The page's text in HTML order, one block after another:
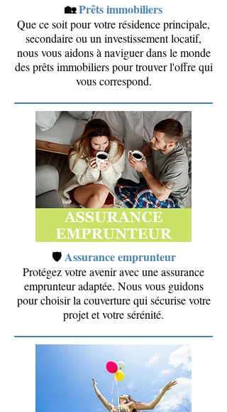
🏡Prêts immobiliers
Que ce soit pour votre résidence principale,
secondaire ou un investissement locatif,
nous vous aidons à naviguer dans le monde
des prêts immobiliers pour trouver l'offre qui
vous correspond.
🛡️Assurance emprunteur
Protégez votre avenir avec une assurance
emprunteur adaptée. Nous vous guidons
pour choisir la couverture qui sécurise votre
projet et votre sérénité.